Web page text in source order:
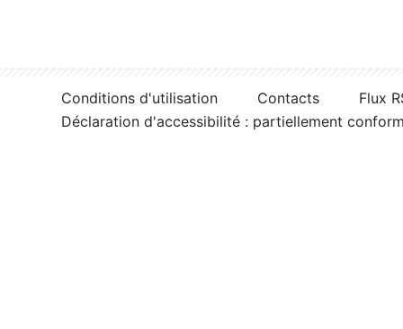
Conditions d'utilisation Contacts
Flux
Déclaration d'accessibilité : partiellement